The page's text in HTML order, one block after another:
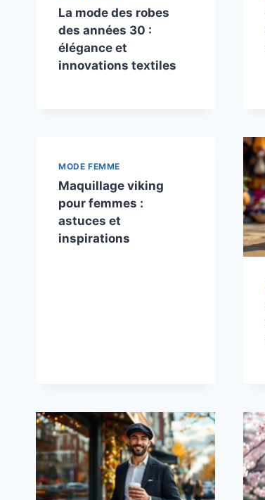
La mode des robes
des années 30 :
élégance et
innovations textiles
MODE FEMME
Maquillage viking
pour femmes :
astuces et
inspirations